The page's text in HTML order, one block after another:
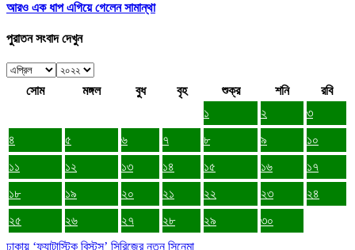
আরও এক ধাপ এগিয়ে গেলেন সামান্থা
পুরাতন সংবাদ দেখুন
সোম মঙ্গল বুধ বৃহ শুক্র শনি
রবি
১
২
৩
৪
৫ ৬ ৭ ৮ ৯
১০
১১
১২ ১৩ ১৪ ১৫ ১৬
১৭
১৮
১৯ ২০ ২১ ২২ ২৩
২৪
২৫
২৬ ২৭ ২৮ ২৯
৩০
ঢাকায় ‘ফ্যান্টাস্টিক বিস্টস’ সিরিজের নতুন সিনেমা